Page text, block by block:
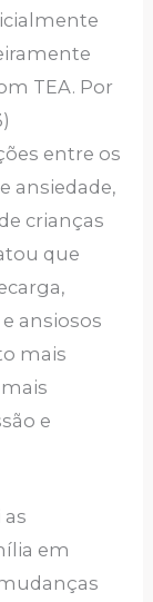
TEA. Por
entre os
ansiedade,
crianças
que
ansiosos
mais
e
em